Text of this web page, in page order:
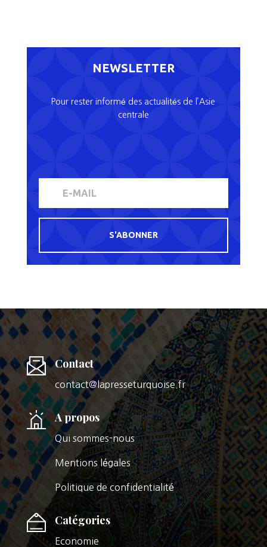
NEWSLETTER
Pour rester informé des actualités de l’Asie
centrale
S'ABONNER
Contact
contact@lapresseturquoise.fr
A propos
Qui sommes-nous
Mentions légales
Politique de confidentialité
Catégories
Economie